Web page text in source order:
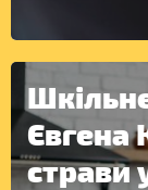
Євгена
страви